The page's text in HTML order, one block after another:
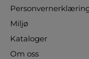
Miljø
Kataloger
Om oss